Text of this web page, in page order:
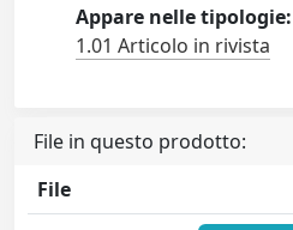
Appare nelle tipologie:
1.01 Articolo in rivista
File in questo prodotto:
File